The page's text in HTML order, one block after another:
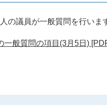
の議員が一般質問を行いま
一般質問の項目(3月5日)